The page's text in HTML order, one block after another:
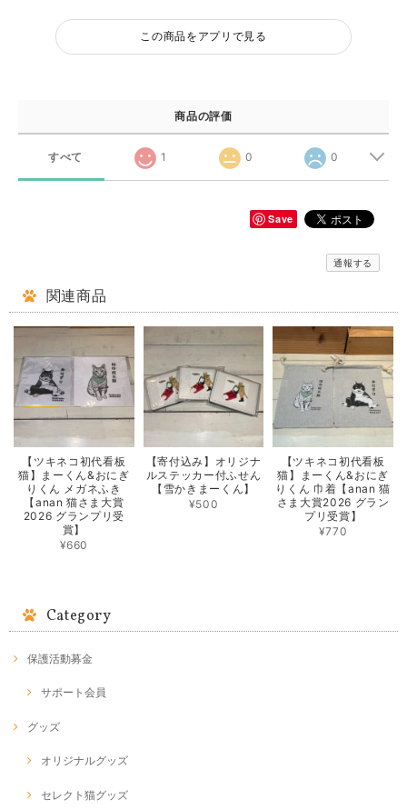
この商品をアプリで見る
商品の評価
すべて 1 0 0
Save
通報する
関連商品
【ツキネコ初代看板
猫】まーくん&おにぎ
りくん メガネふき
【anan 猫さま大賞
2026 グランプリ受
賞】
¥660
【寄付込み】オリジナ
ルステッカー付ふせん
【雪かきまーくん】
¥500
【ツキネコ初代看板
猫】まーくん&おにぎ
りくん 巾着【anan 猫
さま大賞2026 グラン
プリ受賞】
¥770
Category
保護活動募金
サポート会員
グッズ
オリジナルグッズ
セレクト猫グッズ